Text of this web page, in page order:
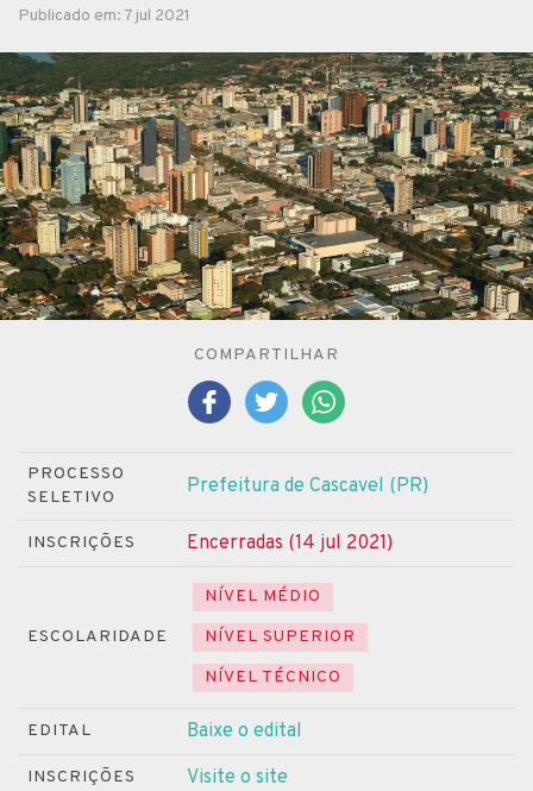
Publicado em: 7 jul 2021
COMPARTILHAR
PROCESSO
SELETIVO
Prefeitura de Cascavel (PR)
INSCRIÇÕES Encerradas (14 jul 2021)
ESCOLARIDADE
NÍVEL MÉDIO
NÍVEL SUPERIOR
NÍVEL TÉCNICO
EDITAL Baixe o edital
INSCRIÇÕES Visite o site